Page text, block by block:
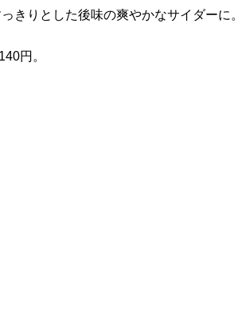
きりとした後味の爽やかなサイダーに。
円。